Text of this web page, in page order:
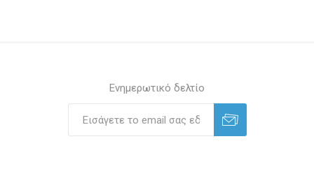
Ενημερωτικό δελτίο